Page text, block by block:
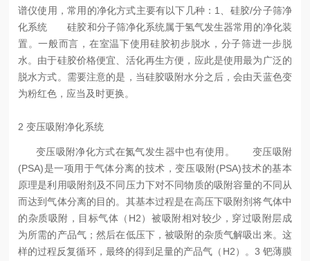
谱仪使用，常用的净化方式主要有以下几种： 1、硅胶/分子筛净
化系统 硅胶和分子筛净化系统属于氢气发生器常用的净化装
置。一般而言，在室温下使用硅胶初步脱水，分子筛进一步脱
水。由于硅胶价格便宜、活化再生方便，应此是使用最为广泛的
脱水方式。 需要注意的是，当硅胶吸附水分之后，会由天蓝色变
为粉红色，应当及时更换。
2 变压吸附净化系统
变压吸附净化方式在氮气发生器中也有使用。
变压吸附
(PSA)是一项用于气体分离的技术，变压吸附(PSA)技术的基本
原理是利用吸附剂及不同压力下对不同物质的吸附容量的不同从
而达到气体分离的目的。其基本过程是在高压下吸附剂将气体中
的杂质吸附，目标气体（H2）被吸附相对较少，穿过吸附层成
为所需的产品气；然后在低压下，被吸附的杂质气解吸出来。这
样的过程反复循环，最终的得到足量的产品气（H2）。 3 钯薄膜